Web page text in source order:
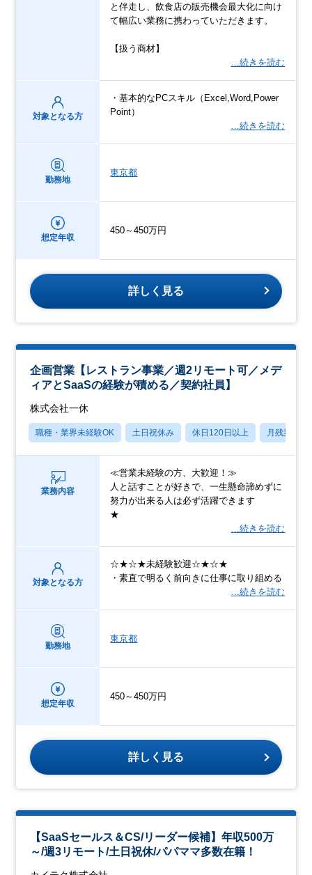
と伴走し、飲食店の販売機会最大化に向け
て幅広い業務に携わっていただきます。
【扱う商材】
…続きを読む
対象となる方
・基本的なPCスキル（Excel,Word,Power
Point）
…続きを読む
勤務地
東京都
想定年収
450～450万円
詳しく見る
企画営業【レストラン事業／週2リモート可／メデ
ィアとSaaSの経験が積める／契約社員】
株式会社一休
職種・業界未経験OK 土日祝休み 休日120日以上 月残業20
業務内容
≪営業未経験の方、大歓迎！≫
人と話すことが好きで、一生懸命諦めずに
努力が出来る人は必ず活躍できます
★
…続きを読む
対象となる方
☆★☆★未経験歓迎☆★☆★
・素直で明るく前向きに仕事に取り組める
…続きを読む
勤務地
東京都
想定年収
450～450万円
詳しく見る
【SaaSセールス＆CS/リーダー候補】年収500万
～/週3リモート/土日祝休/パパママ多数在籍！